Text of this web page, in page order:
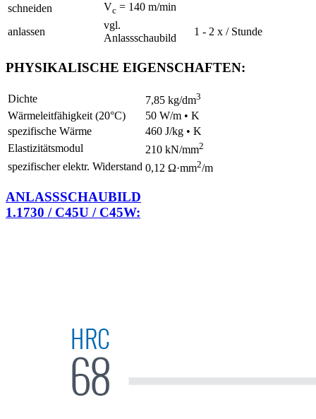
schneiden
Vc = 140 m/min
anlassen
vgl.
Anlassschaubild
1 - 2 x / Stunde
PHYSIKALISCHE EIGENSCHAFTEN:
Dichte 7,85 kg/dm3
Wärmeleitfähigkeit (20°C)
50 W/m • K
spezifische Wärme
460 J/kg • K
Elastizitätsmodul
210 kN/mm2
spezifischer elektr. Widerstand 0,12 Ω·mm2/m
ANLASSSCHAUBILD
1.1730 / C45U / C45W: